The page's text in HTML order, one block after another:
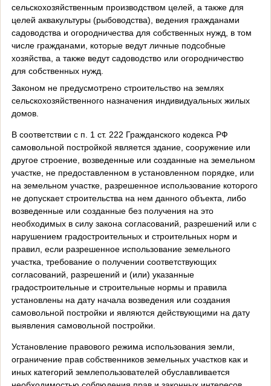
сельскохозяйственным производством целей, а также для
целей аквакультуры (рыбоводства), ведения гражданами
садоводства и огородничества для собственных нужд, в том
числе гражданами, которые ведут личные подсобные
хозяйства, а также ведут садоводство или огородничество
для собственных нужд.
Законом не предусмотрено строительство на землях
сельскохозяйственного назначения индивидуальных жилых
домов.
В соответствии с п. 1 ст. 222 Гражданского кодекса РФ
самовольной постройкой является здание, сооружение или
другое строение, возведенные или созданные на земельном
участке, не предоставленном в установленном порядке, или
на земельном участке, разрешенное использование которого
не допускает строительства на нем данного объекта, либо
возведенные или созданные без получения на это
необходимых в силу закона согласований, разрешений или с
нарушением градостроительных и строительных норм и
правил, если разрешенное использование земельного
участка, требование о получении соответствующих
согласований, разрешений и (или) указанные
градостроительные и строительные нормы и правила
установлены на дату начала возведения или создания
самовольной постройки и являются действующими на дату
выявления самовольной постройки.
Установление правового режима использования земли,
ограничение прав собственников земельных участков как и
иных категорий землепользователей обуславливается